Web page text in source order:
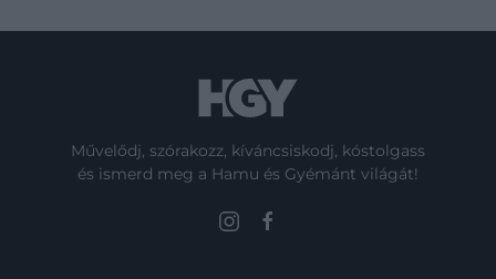
Művelődj, szórakozz, kíváncsiskodj, kóstolgass
és ismerd meg a Hamu és Gyémánt világát!